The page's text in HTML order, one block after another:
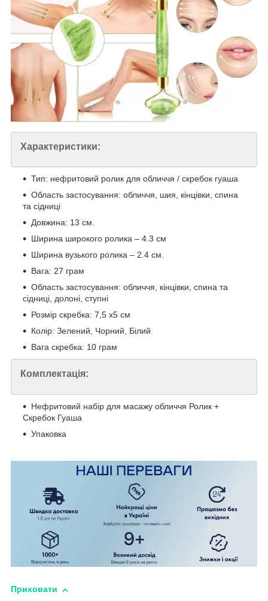
Характеристики:
Тип: нефритовий ролик для обличчя / скребок гуаша
Область застосування: обличчя, шия, кінцівки, спина
та сідниці
Довжина: 13 см.
Ширина широкого ролика – 4.3 см
Ширина вузького ролика – 2.4 см.
Вага: 27 грам
Область застосування: обличчя, кінцівки, спина та
сідниці, долоні, ступні
Розмір скребка: 7,5 х5 см
Колір: Зелений, Чорний, Білий
Вага скребка: 10 грам
Комплектація:
Нефритовий набір для масажу обличчя Ролик +
Скребок Гуаша
Упаковка
Приховати